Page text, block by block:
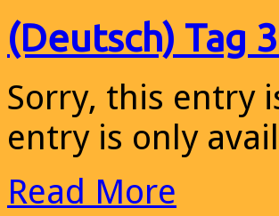
(Deutsch) Tag
Sorry, this entry
entry is only
Read More